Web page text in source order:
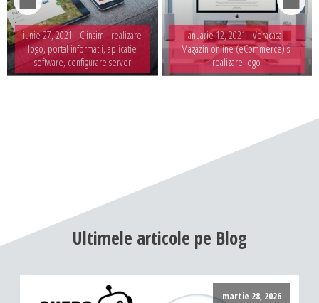
iunie 27, 2021 - Clinsim - realizare
logo, portal informatii, aplicatie
software, configurare server
ianuarie 12, 2021 -Veracasa -
Magazin online (eCommerce) si
realizare logo
Ultimele articole pe Blog
martie 28, 2026